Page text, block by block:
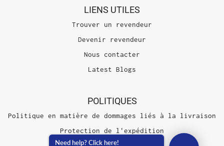
LIENS UTILES
Trouver un revendeur
Devenir revendeur
Nous contacter
Latest Blogs
POLITIQUES
Politique en matière de dommages liés à la livraison
Protection de l'expédition
Need help? Click here!